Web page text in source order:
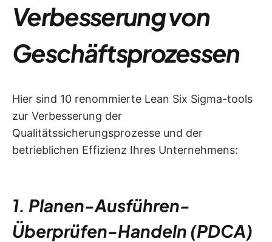
Verbesserung von
Geschäftsprozessen
Hier sind 10 renommierte Lean Six Sigma-tools
zur Verbesserung der
Qualitätssicherungsprozesse und der
betrieblichen Effizienz Ihres Unternehmens:
1. Planen-Ausführen-
Überprüfen-Handeln (PDCA)